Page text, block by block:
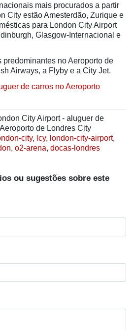
mais procurados a partir
City estão Amesterdão, Zurique e
para London City Airport
Glasgow-Internacional e
no Aeroporto de
Airways, a Flyby e a City Jet.
de carros no Aeroporto
City Airport - aluguer de
de Londres City
city, lcy, london-city-airport,
, o2-arena, docas-londres
ou sugestões sobre este